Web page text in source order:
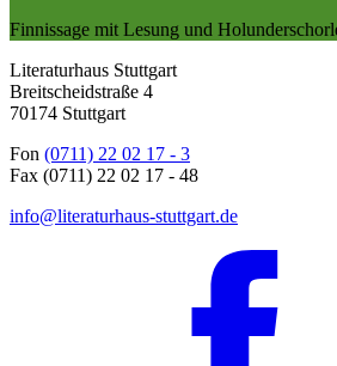
Finnissage mit Lesung und
Literaturhaus Stuttgart
Breitscheidstraße 4
70174 Stuttgart
Fon (0711) 22 02 17 - 3
Fax (0711) 22 02 17 - 48
info@literaturhaus-stuttgart.de